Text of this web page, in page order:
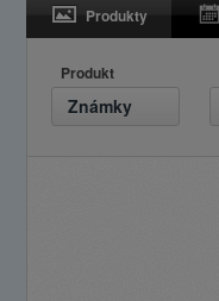
Produkty
Produkt
Známky